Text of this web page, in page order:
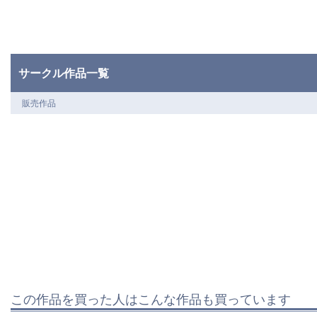
サークル作品一覧
販売作品
この作品を買った人はこんな作品も買っています